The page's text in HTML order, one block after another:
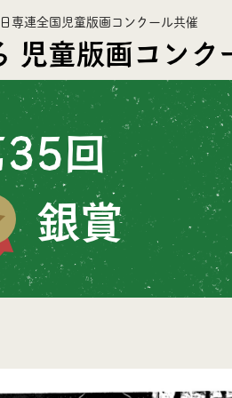
日専連全国児童版画コンクール共催
児童版画コンク
回
銀賞